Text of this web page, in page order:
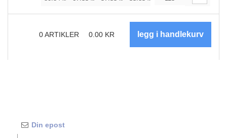
0ARTIKLER 0.00 KR